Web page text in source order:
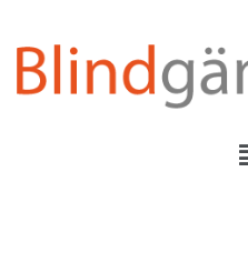
springen